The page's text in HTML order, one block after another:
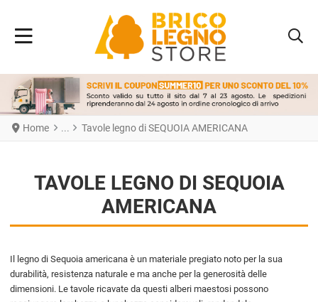
Home Tavole legno di SEQUOIA AMERICANA
TAVOLE LEGNO DI SEQUOIA
AMERICANA
Il legno di Sequoia americana è un materiale pregiato noto per la sua
durabilità, resistenza naturale e ma anche per la generosità delle
dimensioni. Le tavole ricavate da questi alberi maestosi possono